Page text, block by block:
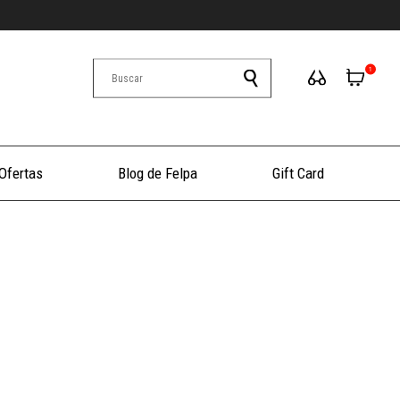
1
Blog de Felpa Gift Card